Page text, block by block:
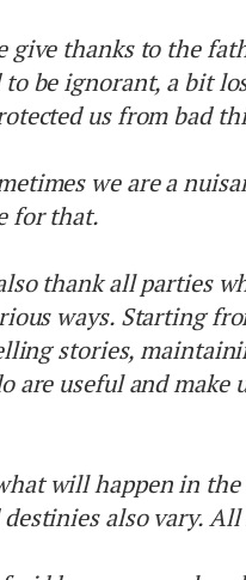
give thanks to the
to be ignorant, a bit
us from bad
we are a
for that.
thank all parties
ways. Starting
stories,
are useful and make
will happen in
also vary.